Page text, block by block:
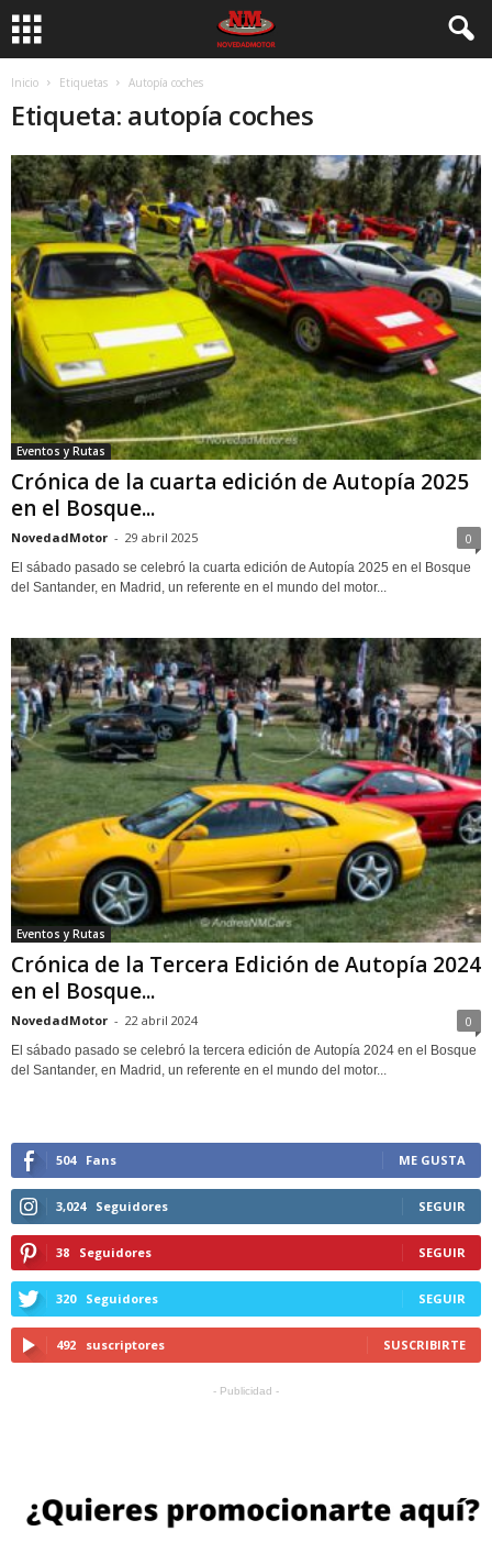
Inicio Etiquetas Autopía coches
Etiqueta: autopía coches
Eventos y Rutas
Crónica de la cuarta edición de Autopía 2025
en el Bosque...
NovedadMotor - 29 abril 2025 0
El sábado pasado se celebró la cuarta edición de Autopía 2025 en el Bosque
del Santander, en Madrid, un referente en el mundo del motor...
Eventos y Rutas
Crónica de la Tercera Edición de Autopía 2024
en el Bosque...
NovedadMotor - 22 abril 2024 0
El sábado pasado se celebró la tercera edición de Autopía 2024 en el Bosque
del Santander, en Madrid, un referente en el mundo del motor...
504 Fans ME GUSTA
3,024 Seguidores SEGUIR
38 Seguidores SEGUIR
320 Seguidores SEGUIR
492 suscriptores SUSCRIBIRTE
- Publicidad -